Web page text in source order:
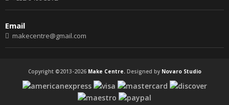
Email
makecentre@gmail.com
Copyright ©2013-2026 Make Centre.Designed by Novaro Studio